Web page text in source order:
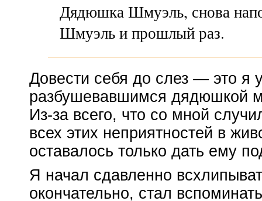
Дядюшка Шмуэль, снова
Шмуэль и прошлый раз.
Довести себя до слез — это я
разбушевавшимся дядюшкой
Из-за всего, что со мной
всех этих неприятностей в
оставалось только дать ему
Я начал сдавленно
окончательно, стал